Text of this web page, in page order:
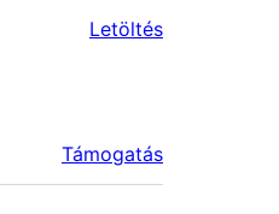
Letöltés
Támogatás